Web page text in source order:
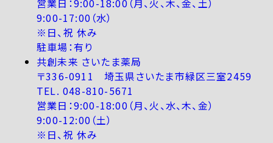
営業日：9:00-18:00（月、火、木、金、土）
9:00-17:00（水）
※日、祝 休み
駐車場：有り
共創未来 さいたま薬局
〒336-0911 埼玉県さいたま市緑区三室2459
TEL. 048-810-5671
営業日：9:00-18:00（月、火、水、木、金）
9:00-12:00（土）
※日、祝 休み